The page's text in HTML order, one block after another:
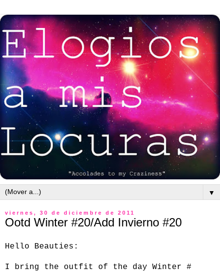
▼
viernes, 30 de diciembre de 2011
Ootd Winter #20/Add Invierno #20
Hello Beauties :
I bring the outfit of the day Winter
#